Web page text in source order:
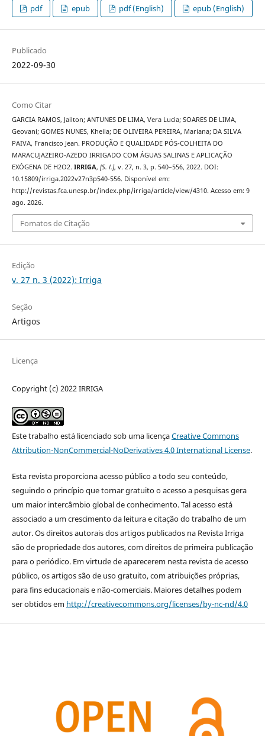
pdf epub pdf (English) epub (English)
Publicado
2022-09-30
Como Citar
GARCIA RAMOS, Jailton; ANTUNES DE LIMA, Vera Lucia; SOARES DE LIMA,
Geovani; GOMES NUNES, Kheila; DE OLIVEIRA PEREIRA, Mariana; DA SILVA
PAIVA, Francisco Jean. PRODUÇÃO E QUALIDADE PÓS-COLHEITA DO
MARACUJAZEIRO-AZEDO IRRIGADO COM ÁGUAS SALINAS E APLICAÇÃO
EXÓGENA DE H2O2. IRRIGA, [S. l.], v. 27, n. 3, p. 540–556, 2022. DOI:
10.15809/irriga.2022v27n3p540-556. Disponível em:
http://revistas.fca.unesp.br/index.php/irriga/article/view/4310. Acesso em: 9
ago. 2026.
Fomatos de Citação
Edição
v. 27 n. 3 (2022): Irriga
Seção
Artigos
Licença
Copyright (c) 2022 IRRIGA
Este trabalho está licenciado sob uma licençaCreative Commons
Attribution-NonCommercial-NoDerivatives 4.0 International License.
Esta revista proporciona acesso público a todo seu conteúdo,
seguindo o princípio que tornar gratuito o acesso a pesquisas gera
um maior intercâmbio global de conhecimento. Tal acesso está
associado a um crescimento da leitura e citação do trabalho de um
autor. Os direitos autorais dos artigos publicados na Revista Irriga
são de propriedade dos autores, com direitos de primeira publicação
para o periódico. Em virtude de aparecerem nesta revista de acesso
público, os artigos são de uso gratuito, com atribuições próprias,
para fins educacionais e não-comerciais. Maiores detalhes podem
ser obtidos em http://creativecommons.org/licenses/by-nc-nd/4.0